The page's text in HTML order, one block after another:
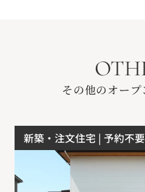
その他のオー
新築・注文住宅 | 予約不要